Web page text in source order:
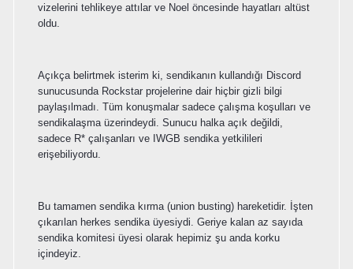
vizelerini tehlikeye attılar ve Noel öncesinde hayatları altüst
oldu.
Açıkça belirtmek isterim ki, sendikanın kullandığı Discord
sunucusunda Rockstar projelerine dair hiçbir gizli bilgi
paylaşılmadı. Tüm konuşmalar sadece çalışma koşulları ve
sendikalaşma üzerindeydi. Sunucu halka açık değildi,
sadece R* çalışanları ve IWGB sendika yetkilileri
erişebiliyordu.
Bu tamamen sendika kırma (union busting) hareketidir. İşten
çıkarılan herkes sendika üyesiydi. Geriye kalan az sayıda
sendika komitesi üyesi olarak hepimiz şu anda korku
içindeyiz.